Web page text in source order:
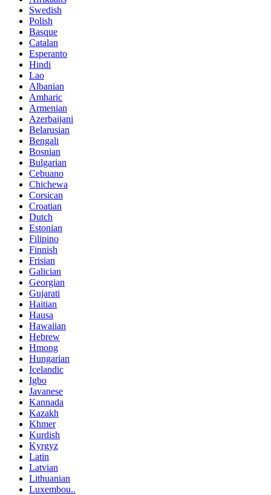
Swedish
Polish
Basque
Catalan
Esperanto
Hindi
Lao
Albanian
Amharic
Armenian
Azerbaijani
Belarusian
Bengali
Bosnian
Bulgarian
Cebuano
Chichewa
Corsican
Croatian
Dutch
Estonian
Filipino
Finnish
Frisian
Galician
Georgian
Gujarati
Haitian
Hausa
Hawaiian
Hebrew
Hmong
Hungarian
Icelandic
Igbo
Javanese
Kannada
Kazakh
Khmer
Kurdish
Kyrgyz
Latin
Latvian
Lithuanian
Luxembou..